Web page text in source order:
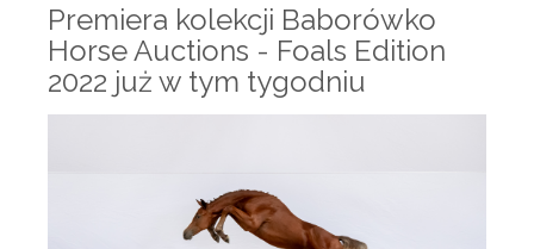
Premiera kolekcji Baborówko
Horse Auctions - Foals Edition
2022 już w tym tygodniu